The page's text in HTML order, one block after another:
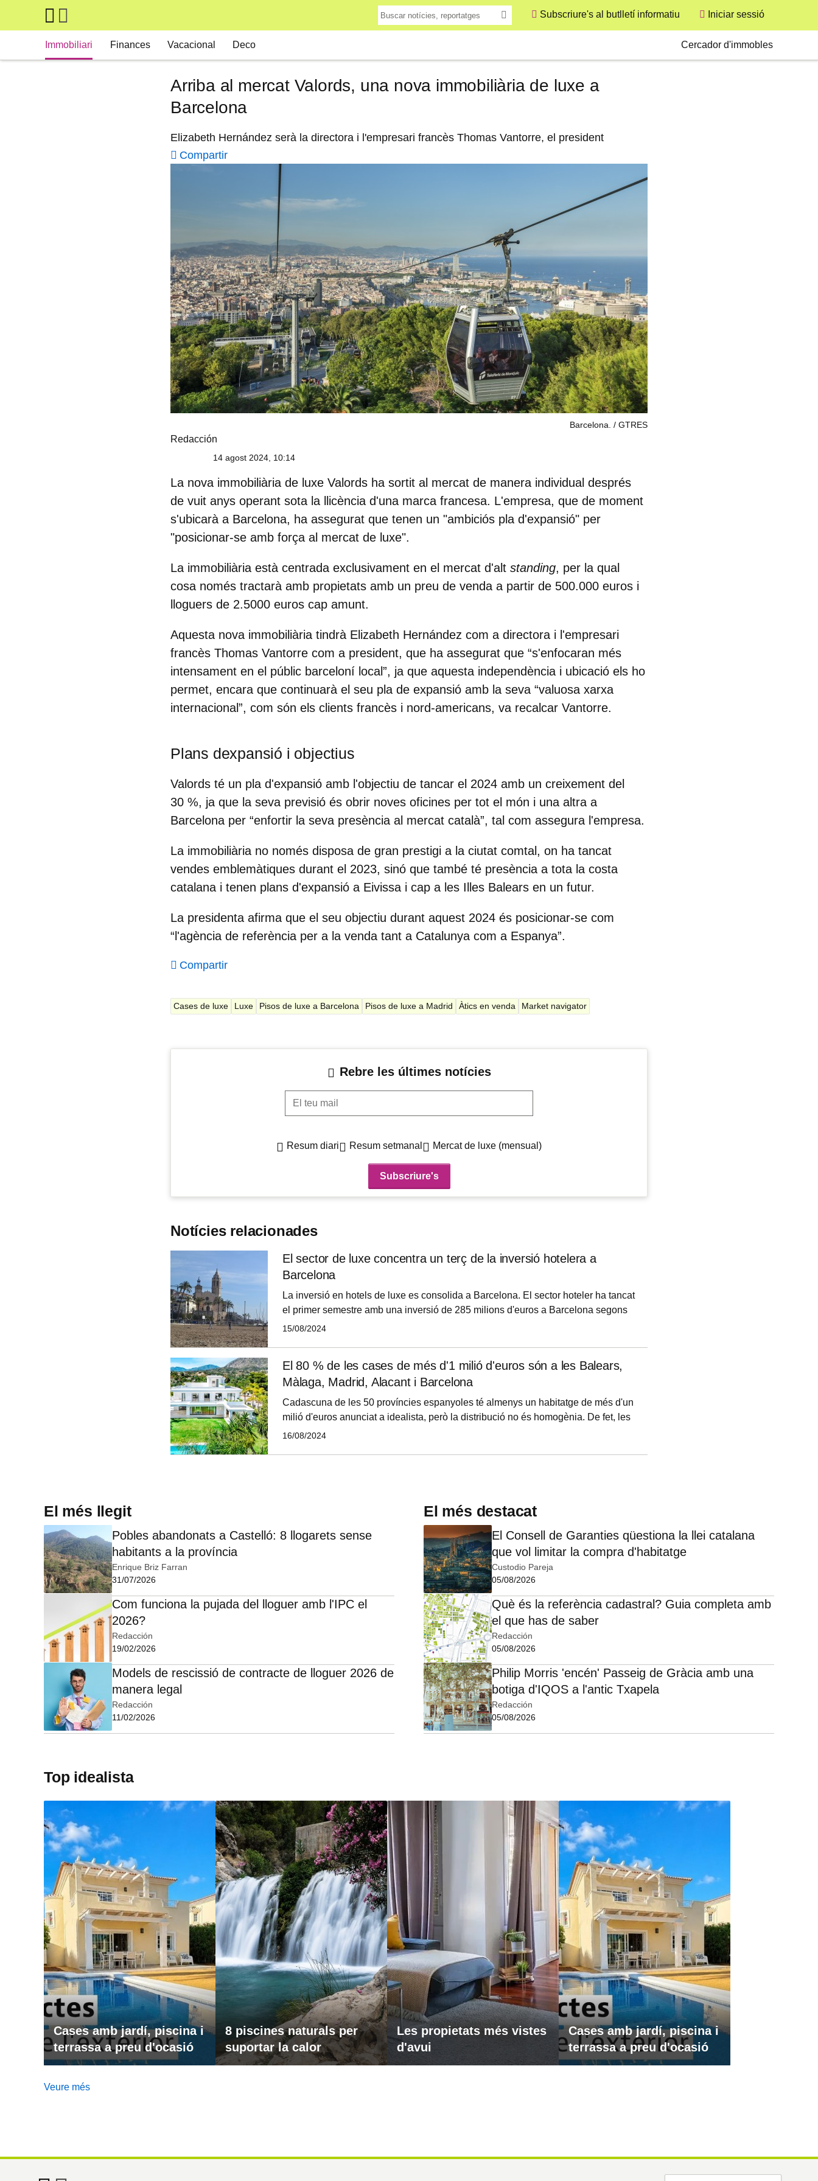
Skip to main content
Subscriure's al butlletí informatiu
User
Iniciar sessió
Immobiliari Finances Vacacional Deco Cercador d'immobles
Arriba al mercat Valords, una nova immobiliària de luxe a
Barcelona
Elizabeth Hernández serà la directora i l'empresari francès Thomas Vantorre, el president
Compartir
Barcelona. GTRES
Redacción
14 agost 2024, 10:14
La nova immobiliària de luxe Valords ha sortit al mercat de manera individual després
de vuit anys operant sota la llicència d'una marca francesa. L'empresa, que de moment
s'ubicarà a Barcelona, ha assegurat que tenen un "ambiciós pla d'expansió" per
"posicionar-se amb força al mercat de luxe".
La immobiliària està centrada exclusivament en el mercat d'alt standing, per la qual
cosa només tractarà amb propietats amb un preu de venda a partir de 500.000 euros i
lloguers de 2.5000 euros cap amunt.
Aquesta nova immobiliària tindrà Elizabeth Hernández com a directora i l'empresari
francès Thomas Vantorre com a president, que ha assegurat que “s'enfocaran més
intensament en el públic barceloní local”, ja que aquesta independència i ubicació els ho
permet, encara que continuarà el seu pla de expansió amb la seva “valuosa xarxa
internacional”, com són els clients francès i nord-americans, va recalcar Vantorre.
Plans dexpansió i objectius
Valords té un pla d'expansió amb l'objectiu de tancar el 2024 amb un creixement del
30 %, ja que la seva previsió és obrir noves oficines per tot el món i una altra a
Barcelona per “enfortir la seva presència al mercat català”, tal com assegura l'empresa.
La immobiliària no només disposa de gran prestigi a la ciutat comtal, on ha tancat
vendes emblemàtiques durant el 2023, sinó que també té presència a tota la costa
catalana i tenen plans d'expansió a Eivissa i cap a les Illes Balears en un futur.
La presidenta afirma que el seu objectiu durant aquest 2024 és posicionar-se com
“l'agència de referència per a la venda tant a Catalunya com a Espanya”.
Compartir
Cases de luxe Luxe Pisos de luxe a Barcelona Pisos de luxe a Madrid Àtics en venda Market navigator
Rebre les últimes notícies
El teu mail
Resum diari Resum setmanal Mercat de luxe (mensual)
Notícies relacionades
El sector de luxe concentra un terç de la inversió hotelera a
Barcelona
La inversió en hotels de luxe es consolida a Barcelona. El sector hoteler ha tancat
el primer semestre amb una inversió de 285 milions d'euros a Barcelona segons
dades de CBRE, primera empresa internacional en consultoria i serveis
15/08/2024
El 80 % de les cases de més d'1 milió d'euros són a les Balears,
Màlaga, Madrid, Alacant i Barcelona
Cadascuna de les 50 províncies espanyoles té almenys un habitatge de més d'un
milió d'euros anunciat a idealista, però la distribució no és homogènia. De fet, les
províncies de Màlaga, les Balears, Madrid, Alacant i Barcelona concentren el
16/08/2024
El més llegit
Pobles abandonats a Castelló: 8 llogarets sense
habitants a la província
Enrique Briz Farran
31/07/2026
Com funciona la pujada del lloguer amb l'IPC el
2026?
Redacción
19/02/2026
Models de rescissió de contracte de lloguer 2026 de
manera legal
Redacción
11/02/2026
El més destacat
El Consell de Garanties qüestiona la llei catalana
que vol limitar la compra d'habitatge
Custodio Pareja
05/08/2026
Què és la referència cadastral? Guia completa amb
el que has de saber
Redacción
05/08/2026
Philip Morris 'encén' Passeig de Gràcia amb una
botiga d'IQOS a l'antic Txapela
Redacción
05/08/2026
Top idealista
Cases amb jardí, piscina i
terrassa a preu d'ocasió
8 piscines naturals per
suportar la calor
Les propietats més vistes
d'avui
Cases amb jardí, piscina i
terrassa a preu d'ocasió
Veure més